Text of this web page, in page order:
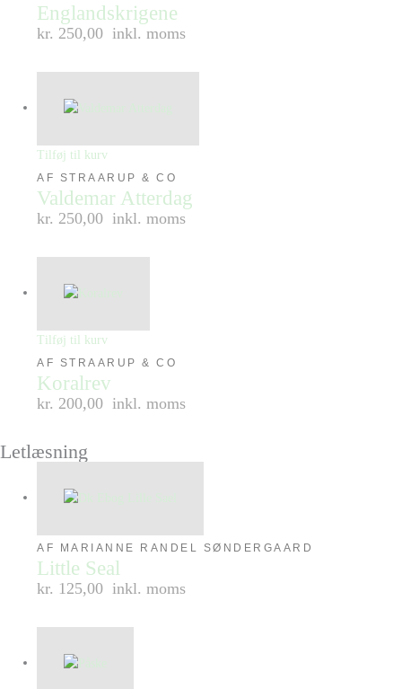
Englandskrigene
kr. 250,00 inkl. moms
Tilføj til kurv
AF STRAARUP & CO
Valdemar Atterdag
kr. 250,00 inkl. moms
Tilføj til kurv
AF STRAARUP & CO
Koralrev
kr. 200,00 inkl. moms
Letlæsning
AF MARIANNE RANDEL SØNDERGAARD
Little Seal
kr. 125,00 inkl. moms